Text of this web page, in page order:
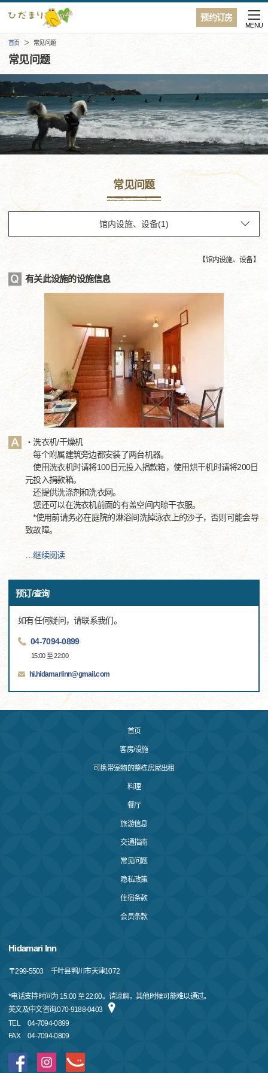
预约订房
MENU
首页 常见问题
常见问题
常见问题
【馆内设施、设备】
有关此设施的设施信息
・洗衣机/干燥机
每个附属建筑旁边都安装了两台机器。
使用洗衣机时请将100日元投入捐款箱，使用烘干机时请将200日
元投入捐款箱。
还提供洗涤剂和洗衣网。
您还可以在洗衣机前面的有盖空间内晾干衣服。
*使用前请务必在庭院的淋浴间洗掉泳衣上的沙子，否则可能会导
致故障。
…继续阅读
预订/查询
如有任何疑问，请联系我们。
04-7094-0899
15:00 至 22:00
hi.hidamariinn@gmail.com
首页
客房/设施
可携带宠物的整栋房屋出租
料理
餐厅
旅游信息
交通指南
常见问题
隐私政策
住宿条款
会员条款
Hidamari Inn
〒299-5503 千叶县鸭川市天津1072
*电话支持时间为 15:00 至 22:00。请谅解，其他时候可能难以通过。
英文及中文咨询:070-9188-0403
TEL
04-7094-0899
FAX
04-7094-0809